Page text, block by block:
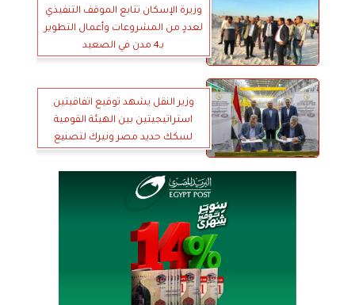
وزيرة الإسكان تتابع الموقف التنفيذي
لعددٍ من المشروعات وأعمال التطوير
بـ4 مدن في الصعيد
وزير النقل يشهد توقيع اتفاقيتين
استراتيجيتين بين الهيئة القومية
لسكك حديد مصر ونيرك لتصنيع
حديدية مكيفة